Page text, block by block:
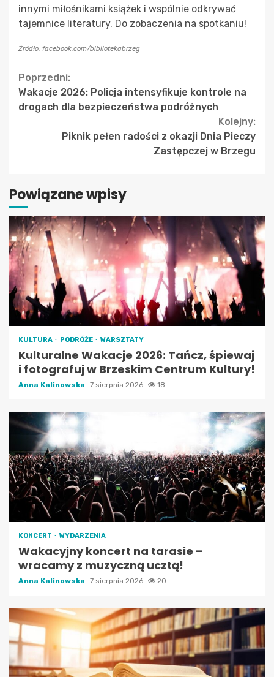
innymi miłośnikami książek i wspólnie odkrywać
tajemnice literatury. Do zobaczenia na spotkaniu!
Źródło: facebook.com/bibliotekabrzeg
Continue
Reading
Poprzedni:
Wakacje 2026: Policja intensyfikuje kontrole na
drogach dla bezpieczeństwa podróżnych
Kolejny:
Piknik pełen radości z okazji Dnia Pieczy
Zastępczej w Brzegu
Powiązane wpisy
KULTURA PODRÓŻE WARSZTATY
Kulturalne Wakacje 2026: Tańcz, śpiewaj
i fotografuj w Brzeskim Centrum Kultury!
Anna Kalinowska 7 sierpnia 2026 18
KONCERT WYDARZENIA
Wakacyjny koncert na tarasie –
wracamy z muzyczną ucztą!
Anna Kalinowska 7 sierpnia 2026 20